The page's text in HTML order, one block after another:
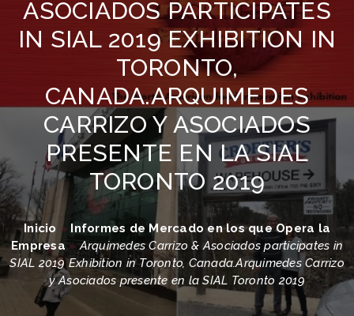
ASOCIADOS PARTICIPATES
IN SIAL 2019 EXHIBITION IN
TORONTO,
CANADA.ARQUIMEDES
CARRIZO Y ASOCIADOS
PRESENTE EN LA SIAL
TORONTO 2019
Inicio »Informes de Mercado en los que Opera la
Empresa»Arquimedes Carrizo & Asociados participates in
SIAL 2019 Exhibition in Toronto, Canada.Arquimedes Carrizo
y Asociados presente en la SIAL Toronto 2019